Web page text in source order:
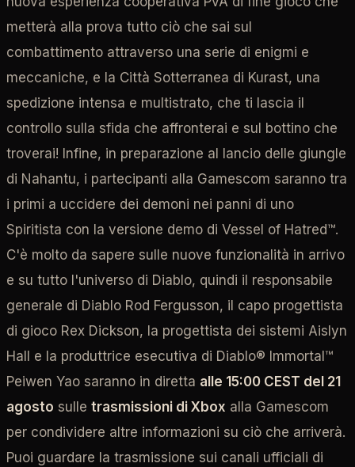
metterà alla prova tutto ciò che sai sul
combattimento attraverso una serie di enigmi e
meccaniche, e la Città Sotterranea di Kurast, una
spedizione intensa e multistrato, che ti lascia il
controllo sulla sfida che affronterai e sul bottino che
troverai! Infine, in preparazione al lancio delle giungle
di Nahantu, i partecipanti alla Gamescom saranno tra
i primi a uccidere dei demoni nei panni di uno
Spiritista con la versione demo di Vessel of Hatred™.
C'è molto da sapere sulle nuove funzionalità in arrivo
e su tutto l'universo di Diablo, quindi il responsabile
generale di Diablo Rod Fergusson, il capo progettista
di gioco Rex Dickson, la progettista dei sistemi Aislyn
Hall e la produttrice esecutiva di Diablo® Immortal™
Peiwen Yao saranno in diretta alle 15:00 CEST del 21
agosto sulle trasmissioni di Xbox alla Gamescom
per condividere altre informazioni su ciò che arriverà.
Puoi guardare la trasmissione sui canali ufficiali di